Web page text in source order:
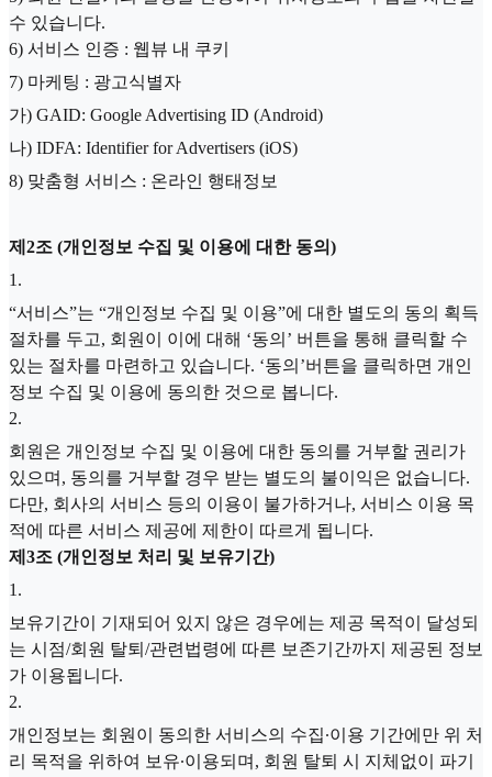
수 있습니다.
6) 서비스 인증 : 웹뷰 내 쿠키
7) 마케팅 : 광고식별자
가) GAID: Google Advertising ID (Android)
나) IDFA: Identifier for Advertisers (iOS)
8) 맞춤형 서비스 : 온라인 행태정보
제2조 (개인정보 수집 및 이용에 대한 동의)
1 .
“서비스”는 “개인정보 수집 및 이용”에 대한 별도의 동의 획득
절차를 두고, 회원이 이에 대해 ‘동의’ 버튼을 통해 클릭할 수
있는 절차를 마련하고 있습니다. ‘동의’버튼을 클릭하면 개인
정보 수집 및 이용에 동의한 것으로 봅니다.
2.
회원은 개인정보 수집 및 이용에 대한 동의를 거부할 권리가
있으며, 동의를 거부할 경우 받는 별도의 불이익은 없습니다.
다만, 회사의 서비스 등의 이용이 불가하거나, 서비스 이용 목
적에 따른 서비스 제공에 제한이 따르게 됩니다.
제3조 (개인정보 처리 및 보유기간)
1 .
보유기간이 기재되어 있지 않은 경우에는 제공 목적이 달성되
는 시점/회원 탈퇴/관련법령에 따른 보존기간까지 제공된 정보
가 이용됩니다.
2.
개인정보는 회원이 동의한 서비스의 수집∙이용 기간에만 위 처
리 목적을 위하여 보유∙이용되며, 회원 탈퇴 시 지체없이 파기